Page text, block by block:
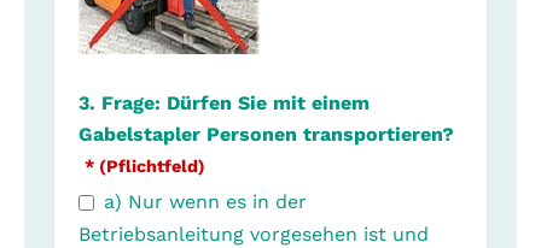
3. Frage: Dürfen Sie mit einem
Gabelstapler Personen transportieren?
* (Pflichtfeld)
a) Nur wenn es in der
Betriebsanleitung vorgesehen ist und